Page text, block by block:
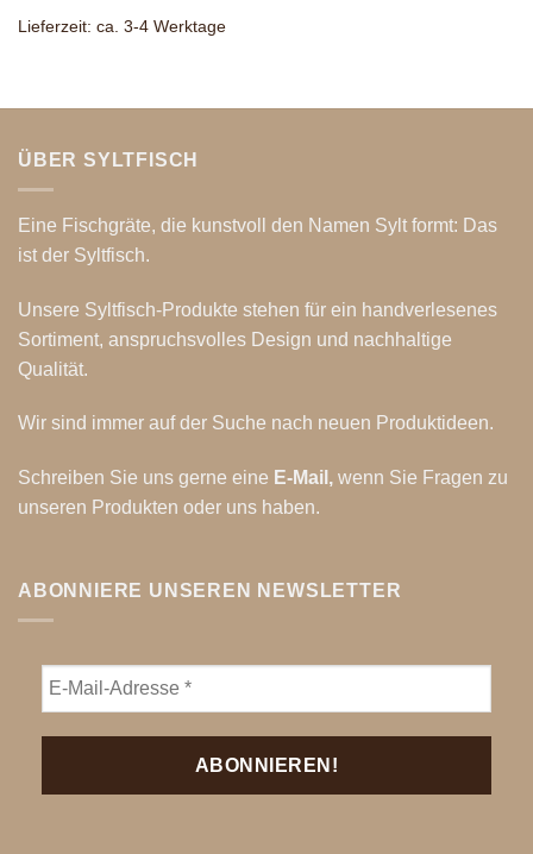
Lieferzeit: ca. 3-4 Werktage
ÜBER SYLTFISCH
Eine Fischgräte, die kunstvoll den Namen Sylt formt: Das
ist der Syltfisch.
Unsere Syltfisch-Produkte stehen für ein handverlesenes
Sortiment, anspruchsvolles Design und nachhaltige
Qualität.
Wir sind immer auf der Suche nach neuen Produktideen.
Schreiben Sie uns gerne eine E-Mail , wenn Sie Fragen zu
unseren Produkten oder uns haben.
ABONNIERE UNSEREN NEWSLETTER